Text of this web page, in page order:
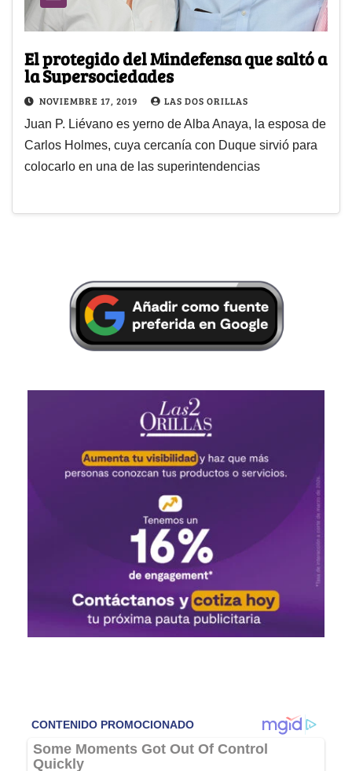
El protegido del Mindefensa que saltó a
la Supersociedades
NOVIEMBRE 17, 2019 LAS DOS ORILLAS
Juan P. Liévano es yerno de Alba Anaya, la esposa de
Carlos Holmes, cuya cercanía con Duque sirvió para
colocarlo en una de las superintendencias